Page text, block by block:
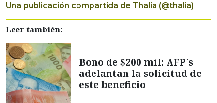
Una publicación compartida de Thalia (@thalia)
Leer también:
Bono de $200 mil: AFP`s
adelantan la solicitud de
este beneficio